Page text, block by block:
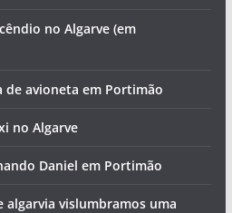
no Algarve (em
de avioneta em Portimão
no Algarve
Daniel em Portimão
algarvia vislumbramos uma